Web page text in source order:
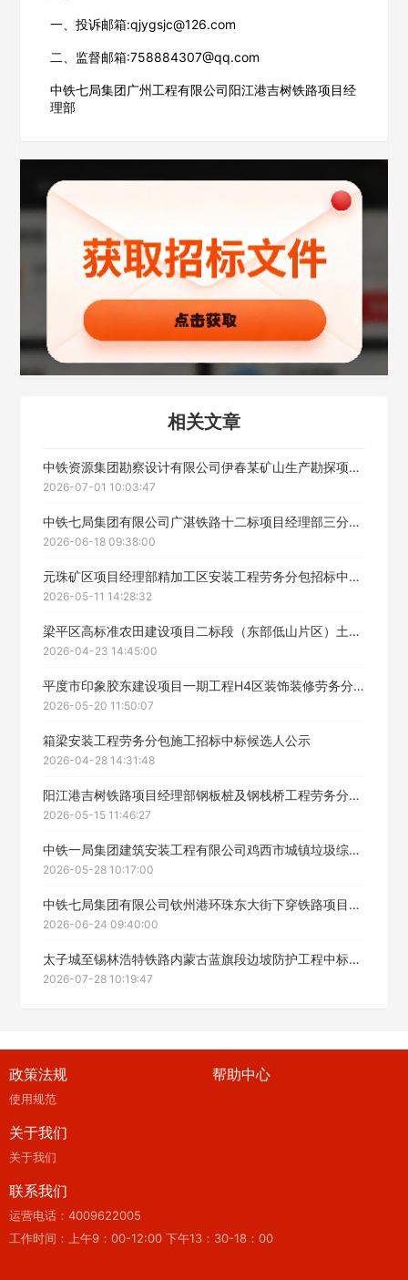
一、投诉邮箱:qjygsjc@126.com
二、监督邮箱:758884307@qq.com
中铁七局集团广州工程有限公司阳江港吉树铁路项目经
理部
相关文章
中铁资源集团勘察设计有限公司伊春某矿山生产勘探项目劳务分包中标候选人公示
2026-07-01 10:03:47
中铁七局集团有限公司广湛铁路十二标项目经理部三分部共建箱涵工程劳务分包施工招标中标候选人公示
2026-06-18 09:38:00
元珠矿区项目经理部精加工区安装工程劳务分包招标中标候选人公示
2026-05-11 14:28:32
梁平区高标准农田建设项目二标段（东部低山片区）土建劳务工程（二标段）中标候选人公示
2026-04-23 14:45:00
平度市印象胶东建设项目一期工程H4区装饰装修劳务分包工程中标候选人公示
2026-05-20 11:50:07
箱梁安装工程劳务分包施工招标中标候选人公示
2026-04-28 14:31:48
阳江港吉树铁路项目经理部钢板桩及钢栈桥工程劳务分包施工招标中标候选人公示
2026-05-15 11:46:27
中铁一局集团建筑安装工程有限公司鸡西市城镇垃圾综合治理项目2标段劳务分包中标候选人公示
2026-05-28 10:17:00
中铁七局集团有限公司钦州港环珠东大街下穿铁路项目排水涵及边坡防护工程劳务分包施工招标中标候选人公示
2026-06-24 09:40:00
太子城至锡林浩特铁路内蒙古蓝旗段边坡防护工程中标公示
2026-07-28 10:19:47
政策法规
使用规范
帮助中心
关于我们
关于我们
联系我们
运营电话：4009622005
工作时间：上午9：00-12:00 下午13：30-18：00
公司所在地
请选择省市
联系方式
填写联系电话后会有服务中心的工作人员给您致电！
立即入驻